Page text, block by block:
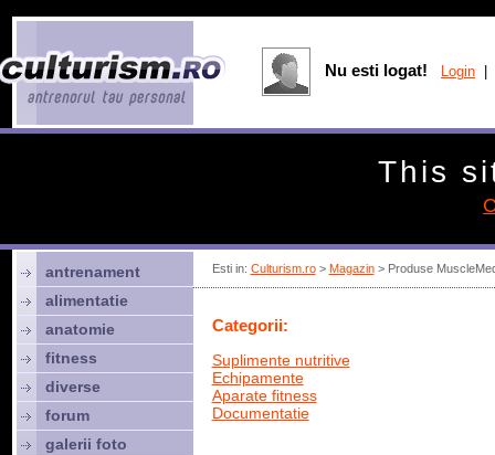
Esti in: Culturism.ro> Magazin> Produse
Categorii:
Suplimente nutritive
Echipamente
Aparate fitness
Documentatie
antrenament
alimentatie
anatomie
fitness
diverse
forum
galerii foto
Nu esti logat! Login
This